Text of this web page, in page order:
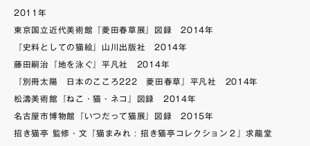
2011年
東京国立近代美術館『菱田春草展』図録 2014年
『史料としての猫絵』山川出版社 2014年
藤田嗣治『地を泳ぐ』平凡社 2014年
『別冊太陽 日本のこころ222 菱田春草』平凡社 2014年
松濤美術館『ねこ・猫・ネコ』図録 2014年
名古屋市博物館『いつだって猫展』図録 2015年
招き猫亭 監修・文『猫まみれ : 招き猫亭コレクション２』求龍堂